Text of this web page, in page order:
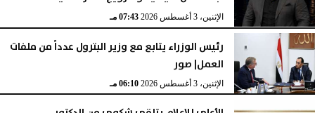
الإثنين، 3 أغسطس 2026 07:43 مـ
رئيس الوزراء يتابع مع وزير البترول عدداً من ملفات
العمل| صور
الإثنين، 3 أغسطس 2026 06:10 مـ